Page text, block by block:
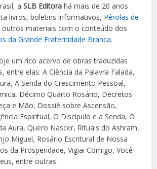
aSLB Editora há mais de 20 anos
livros, boletins informativos, Pérolas de
outros materiais com o conteúdo dos
da Grande Fraternidade Branca.
um rico acervo de obras traduzidas
entre elas: A Ciência da Palavra Falada,
A Senda do Crescimento Pessoal,
Décimo Quarto Rosário, Decretos
e Mão, Dossiê sobre Ascensão,
Espiritual, O Discípulo e a Senda, O
Aura, Quero Nascer, Rituais do Ashram,
Miguel, Rosário Escritural de Nossa
da Prosperidade, Vigiai Comigo, Você
entre outras.